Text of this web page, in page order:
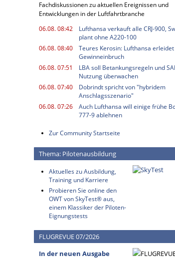
Fachdiskussionen zu aktuellen Ereignissen und
Entwicklungen in der Luftfahrtbranche
06.08. 08:42
Lufthansa verkauft alle CRJ-900,
plant ohne A220-100
06.08. 08:40
Teures Kerosin: Lufthansa erleidet
Gewinneinbruch
06.08. 07:51
LBA soll Betankungsregeln und
Nutzung überwachen
06.08. 07:40
Dobrindt spricht von "hybridem
Anschlagsszenario"
06.08. 07:26
Auch Lufthansa will einige frühe
777-9 ablehnen
Zur Community Startseite
Thema: Pilotenausbildung
Aktuelles zu Ausbildung,
Training und Karriere
Probieren Sie online den
OWT von SkyTest® aus,
einem Klassiker der Piloten-
Eignungstests
FLUGREVUE 07/2026
In der neuen Ausgabe